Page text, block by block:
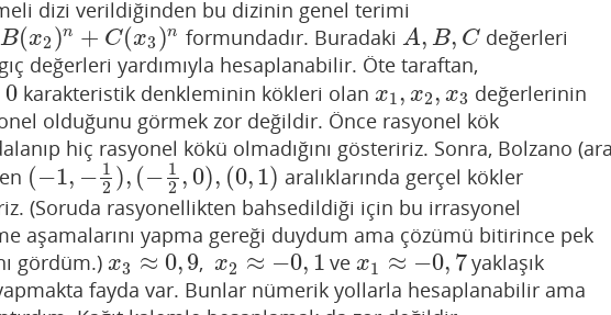
dizi verildiğinden bu dizinin genel terimi
B(x2 )n + C(x3 )n
+C(x3) n formundadır. Buradaki A, B, C
A,B,C değerleri
değerleri yardımıyla hesaplanabilir. Öte taraftan,
0karakteristik denkleminin kökleri olan x1, x2, x3
x1 x 2,x3
değerlerinin
olduğunu görmek zor değildir. Önce rasyonel kök
hiç rasyonel kökü olmadığını gösteririz. Sonra, Bolzano (ara
(−1, − 1
2 ), (− 1
2 ,0), (0,1)
(−1,−1 2),(−12, 0),(0, 1)
aralıklarında gerçel kökler
(Soruda rasyonellikten bahsedildiği için bu irrasyonel
aşamalarını yapma gereği duydum ama çözümü bitirince pek
gördüm.) x3 ≈ 0,9
x3≈ 0,9 ,x2 ≈ −0, 1
x2≈ −0 1 vex1 ≈ −0, 7
x1 −0 7
yaklaşık
fayda var. Bunlar nümerik yollarla hesaplanabilir ama